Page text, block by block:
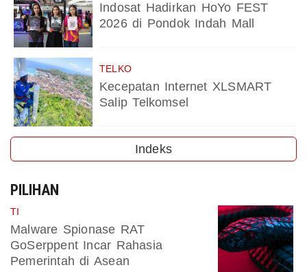
Indosat Hadirkan HoYo FEST
2026 di Pondok Indah Mall
TELKO
Kecepatan Internet XLSMART
Salip Telkomsel
Indeks
PILIHAN
TI
Malware Spionase RAT
GoSerppent Incar Rahasia
Pemerintah di Asean